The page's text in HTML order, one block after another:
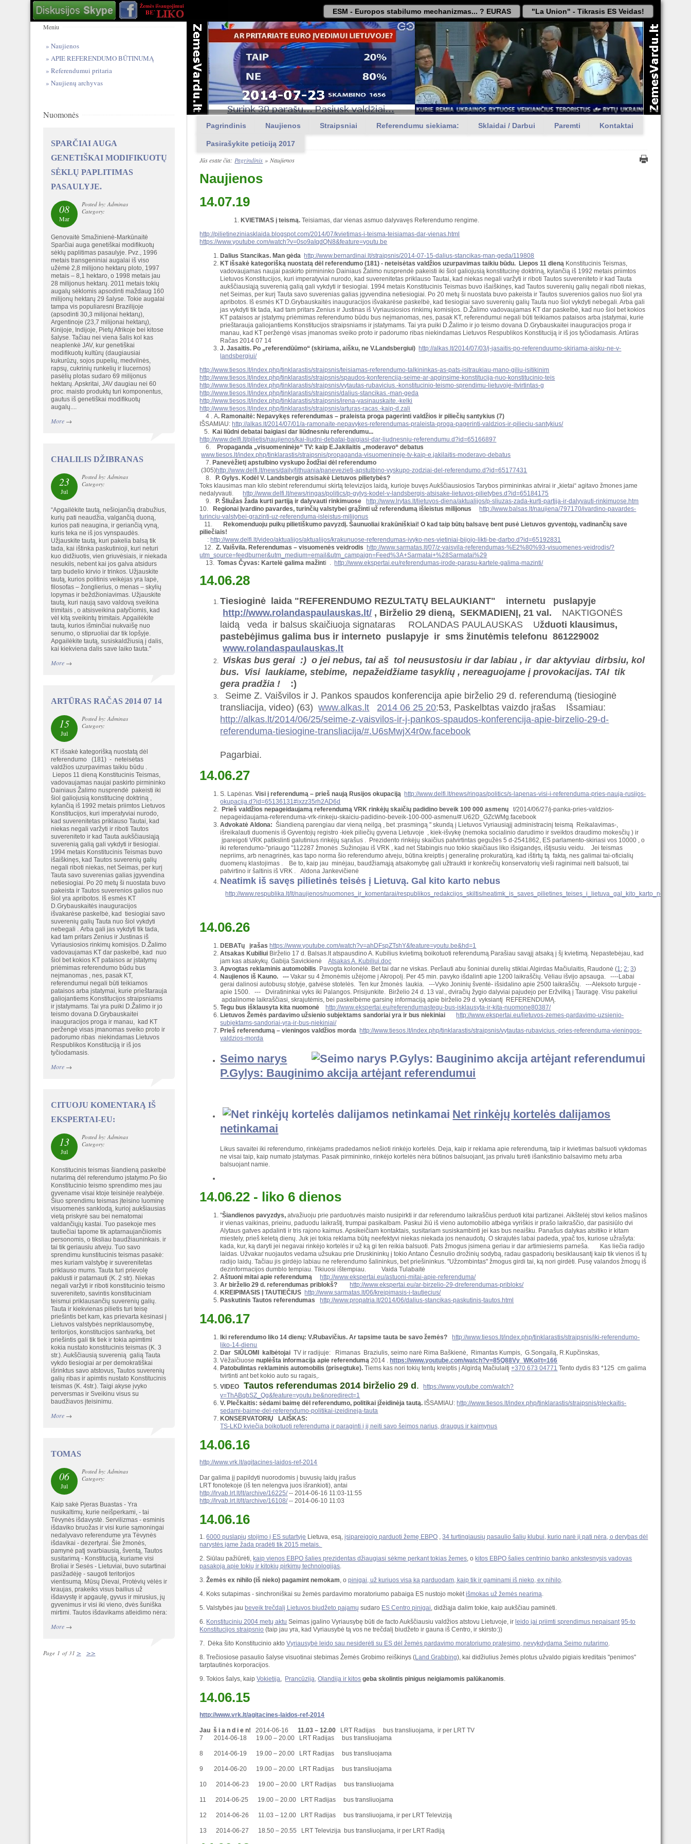
ESM - Europos stabilumo mechanizmas... ? EURAS "La Union" - Tikrasis ES Veidas!
Pagrindinis Naujienos Straipsniai Referendumu siekiama: Sklaidai / Darbui Paremti Kontaktai
Pasirašykite peticiją 2017
Jūs esate čia: Pagrindinis »Naujienos
Naujienos
14.07.19
KVIETIMAS į teismą. Teisiamas, dar vienas asmuo dalyvavęs Referendumo rengime.
http://pilietineziniasklaida.blogspot.com/2014/07/kvietimas-i-teisma-teisiamas-dar-vienas.html
https://www.youtube.com/watch?v=0so9aIqdQN8&feature=youtu.be
Dalius Stancikas. Man gėda http://www.bernardinai.lt/straipsnis/2014-07-15-dalius-stancikas-man-geda/119808
KT išsakė kategorišką nuostatą dėl referendumo (181) - neteisėtas valdžios uzurpavimas taikiu būdu. Liepos 11 dieną Konstitucinis Teismas,
vadovaujamas naujai paskirto pirmininko Dainiaus Žalimo nusprendė pakeisti iki šiol galiojusią konstitucinę doktriną, kylančią iš 1992 metais priimtos
Lietuvos Konstitucijos, kuri imperatyviai nurodo, kad suverenitetas priklauso Tautai, kad niekas negali varžyti ir riboti Tautos suvereniteto ir kad Tauta
aukščiausiąją suverenią galią gali vykdyti ir tiesiogiai. 1994 metais Konstitucinis Teismas buvo išaiškinęs, kad Tautos suverenių galių negali riboti niekas,
net Seimas, per kurį Tauta savo suverenias galias įgyvendina netiesiogiai. Po 20 metų ši nuostata buvo pakeista ir Tautos suverenios galios nuo šiol yra
apribotos. Iš esmės KT D.Grybauskaitės inauguracijos išvakarėse paskelbė, kad tiesiogiai savo suverenių galių Tauta nuo šiol vykdyti nebegali. Arba gali
jas vykdyti tik tada, kad tam pritars Zenius ir Justinas iš Vyriausiosios rinkimų komisijos. D.Žalimo vadovaujamas KT dar paskelbė, kad nuo šiol bet kokios
KT pataisos ar įstatymų priėmimas referendumo būdu bus neįmanomas, nes, pasak KT, referendumui negali būti teikiamos pataisos arba įstatymai, kurie
prieštarauja galiojantiems Konstitucijos straipsniams ir įstatymams. Tai yra puiki D.Žalimo ir jo teismo dovana D.Grybauskaitei inauguracijos proga ir
manau, kad KT peržengė visas įmanomas sveiko proto ir padorumo ribas niekindamas Lietuvos Respublikos Konstituciją ir iš jos tyčiodamasis. Artūras
Račas 2014 07 14
J. Jasaitis. Po „referendūūmo“ (skiriama, aišku, ne V.Landsbergiui) http://alkas.lt/2014/07/03/j-jasaitis-po-referenduumo-skiriama-aisku-ne-v-
landsbergiui/
http://www.tiesos.lt/index.php/tinklarastis/straipsnis/teisiamas-referendumo-talkininkas-as-pats-isitraukiau-mano-giliu-isitikinim
http://www.tiesos.lt/index.php/tinklarastis/straipsnis/spaudos-konferencija-seime-ar-apginsime-konstitucija-nuo-konstitucinio-teis
http://www.tiesos.lt/index.php/tinklarastis/straipsnis/vytautas-rubavicius.-konstitucinio-teismo-sprendimu-lietuvoje-itvirtintas-g
http://www.tiesos.lt/index.php/tinklarastis/straipsnis/dalius-stancikas.-man-geda
http://www.tiesos.lt/index.php/tinklarastis/straipsnis/irena-vasinauskaite.-kelki
http://www.tiesos.lt/index.php/tinklarastis/straipsnis/arturas-racas.-kaip-d.zali
4 . A. Ramonaitė: Nepavykęs referendumas – praleista proga pagerinti valdžios ir piliečių santykius (7)
IŠSAMIAU: http://alkas.lt/2014/07/01/a-ramonaite-nepavykes-referendumas-praleista-proga-pagerinti-valdzios-ir-pilieciu-santykius/
5. Kai liūdni debatai baigiasi dar liūdnesniu referendumu...
http://www.delfi.lt/pilietis/naujienos/kai-liudni-debatai-baigiasi-dar-liudnesniu-referendumu.d?id=65166897
6.
Propaganda „visuomeninėje“ TV: kaip E.Jakilaitis „moderavo“ debatus
www.tiesos.lt/index.php/tinklarastis/straipsnis/propaganda-visuomenineje-tv-kaip-e.jakilaitis-moderavo-debatus
7. Panevėžietį apstulbino vyskupo žodžiai dėl referendumo
(305)http://www.delfi.lt/news/daily/lithuania/panevezieti-apstulbino-vyskupo-zodziai-del-referendumo.d?id=65177431
8.
P. Gylys. Kodėl V. Landsbergis atsisakė Lietuvos pilietybės?
Toks klausimas man kilo stebint referendumui skirtą televizijos laidą, kurioje buvęs Aukščiausiosios Tarybos pirmininkas atvirai ir „kietai“ agitavo žmones jame
nedalyvauti.
http://www.delfi.lt/news/ringas/politics/p-gylys-kodel-v-landsbergis-atsisake-lietuvos-pilietybes.d?id=65184175
9.
P. Šliužas žada kurti partiją ir dalyvauti rinkimuose
http://www.lrytas.lt/lietuvos-diena/aktualijos/p-sliuzas-zada-kurti-partija-ir-dalyvauti-rinkimuose.htm
10.
Regionai Įvardino pavardes, turinčių valstybei grąžinti už referendumą išleistus milijonus
http://www.balsas.lt/naujiena/797170/ivardino-pavardes-
turinciu-valstybei-grazinti-uz-referenduma-isleistus-milijonus
11.
Rekomenduoju puikų pilietiškumo pavyzdį. Šaunuoliai krakūniškiai! O kad taip būtų balsavę bent pusė Lietuvos gyventojų, vadinančių save
piliečiais!
: http://www.delfi.lt/video/aktualijos/aktualijos/krakunuose-referendumas-ivyko-nes-vietiniai-bijojo-likti-be-darbo.d?id=65192831
12. Z. Vaišvila. Referendumas – visuomenės veidrodis
http://www.sarmatas.lt/07/z-vaisvila-referendumas-%E2%80%93-visuomenes-veidrodis/?
utm_source=feedburner&utm_medium=email&utm_campaign=Feed%3A+Sarmatai+%28Sarmatai%29
13.Tomas Čyvas: Kartelė galima mažinti . http://www.ekspertai.eu/referendumas-irode-parasu-kartele-galima-mazinti/
14.06.28
Tiesioginė laida "REFERENDUMO REZULTATŲ BELAUKIANT" internetu puslapyje
http://www.rolandaspaulauskas.lt/ , Birželio 29 dieną, SEKMADIENĮ, 21 val. NAKTIGONĖS
laidą veda ir balsus skaičiuoja signataras ROLANDAS PAULAUSKAS Užduoti klausimus,
pastebėjimus galima bus ir interneto puslapyje ir sms žinutėmis telefonu 861229002
www.rolandaspaulauskas.lt
Viskas bus gerai :) o jei nebus, tai aš tol neusustosiu ir dar labiau , ir dar aktyviau dirbsiu, kol
bus. Visi laukiame, stebime, nepažeidžiame tasyklių , nereaguojame į provokacijas. TAI tik
gera pradžia !
:)
Seime Z. Vaišvilos ir J. Pankos spaudos konferencija apie birželio 29 d. referendumą (tiesioginė
transliacija, video) (63)www.alkas.lt 2014 06 25 20:53, Paskelbtas vaizdo įrašas Išsamiau:
http://alkas.lt/2014/06/25/seime-z-vaisvilos-ir-j-pankos-spaudos-konferencija-apie-birzelio-29-d-
referenduma-tiesiogine-transliacija/#.U6sMwjX4r0w.facebook
Pagarbiai.
14.06.27
S. Lapėnas. Visi į referendumą – prieš naują Rusijos okupaciją http://www.delfi.lt/news/ringas/politics/s-lapenas-visi-i-referenduma-pries-nauja-rusijos-
okupacija.d?id=65136131#ixzz35rh2AD6d
Prieš valdžios nepageidaujamą referendumą VRK rinkėjų skaičių padidino beveik 100 000 asmenų t/2014/06/27/j-panka-pries-valdzios-
nepageidaujama-referenduma-vrk-rinkeju-skaiciu-padidino-beveik-100-000-asmenu/#.U62D_GZcWMg.facebook
Advokatė Aldona: Šiandieną parengiau dar vieną neilgą , bet :prasmingą " skundą į Lietuvos Vyriausiąjį administracinį teismą Reikalavimas-,
išreikalauti duomenis iš Gyventojų registro -kiek piliečių gyvena Lietuvoje , kiek-išvykę (nemoka socialinio darudimo ir sveiktos draudimo mokesčių ) ir
įpareigoti VRK patikslinti galutinius rinkėjų sąrašus . Prezidento rinkėjų skaičius patvirtintas gegužės 5 d-2541862, ES parlamento-skiriasi vos 10000 , o
iki referendumo-"priaugo "112287 žmonės .Sužinojau iš VRK , kad net Stabingis nuo tokio skaičiaus liko išsigandęs, ištįsusiu veidu. Jei teismas
nepriims, arb nenagrinės, kas tapo norma šio referendumo atveju, būtina kreiptis į generalinę prokuratūrą, kad ištirtų tą faktą, nes galimai tai-oficialių
duomenų klastojimas . Be to, kaip jau minėjau, baudžiamąją atsakomybę gali užtraukti ir konkrečių konservatorių vieši raginimai neiti balsuoti, tai
patvirtino ir šaltinis iš VRK . Aldona Jankevičienė
Neatimk iš savęs pilietinės teisės į Lietuvą. Gal kito karto nebus
http://www.respublika.lt/lt/naujienos/nuomones_ir_komentarai/respublikos_redakcijos_skiltis/neatimk_is_saves_pilietines_teises_i_lietuva_gal_kito_karto_nebus/
14.06.26
DEBATų įrašas https://www.youtube.com/watch?v=ahDFspZTshY&feature=youtu.be&hd=1
Atsakas Kubiliui Birželio 17 d. Balsas.lt atspausdino A. Kubilius kvietimą boikotuoti referendumą.Parašiau savąjį atsaką į šį kvietimą. Nepastebėjau, kad
jam kas atsakykų. Gabija SavickienėAtsakas A. Kubiliui.doc
Apvogtas reklaminis automobilis. Pavogta kolonėlė. Bet tai dar ne viskas. Peršauti abu šoniniai durelių stiklai.Algirdas Mačiulaitis, Raudonė (1;2;3)
Naujienos iš Kauno.---Vakar su 4 žmonėmis užėjome į Akropolį. Per 45 min. pavyko išdalinti apie 1200 laikraščių. Vėliau išvijo apsauga. ----Labai
gerai dalinosi autobusų stotyje, gatvėse stotelės. Ten kur žmonės laukia. ---Vyko Joninių šventė- išsidalino apie 2500 laikraščių. ---Aleksoto turguje -
apie 1500. --- Dviratininkai vyks iki Palangos. Prisijunkite. Birželio 24 d. 13 val., dviračių žygio dalyviai pajudejo per Eržvilką į Tauragę. Visu pakeliui
apdalinome laikraščiasi, skrajutėmis, bei paskelbėme garsinę informaciją apie birželio 29 d. vyksiantį REFERENDUMĄ.
Tegu bus išklausyta kita nuomonė
http://www.ekspertai.eu/referendumastegu-bus-isklausyta-ir-kita-nuomone80387/
Lietuvos Žemės pardavimo užsienio subjektams sandoriai yra ir bus niekiniai
http://www.ekspertai.eu/lietuvos-zemes-pardavimo-uzsienio-
subjektams-sandoriai-yra-ir-bus-niekiniai/
Prieš referendumą – vieningos valdžios morda http://www.tiesos.lt/index.php/tinklarastis/straipsnis/vytautas-rubavicius.-pries-referenduma-vieningos-
valdzios-morda
Seimo narys
P.Gylys: Bauginimo akcija artėjant referendumui
Net rinkėjų kortelės dalijamos
netinkamai
Likus savaitei iki referendumo, rinkėjams pradedamos nešioti rinkėjo kortelės. Deja, kaip ir reklama apie referendumą, taip ir kvietimas balsuoti vykdomas
ne visai taip, kaip numato įstatymas. Pasak pirmininko, rinkėjo kortelės nėra būtinos balsuojant, jas privalu turėti išankstinio balsavimo metu arba
balsuojant namie.
14.06.22 - liko 6 dienos
"Šiandienos pavyzdys, atvažiuoju prie parduotuvės maisto nusipirkti ir dar referendumo laikraščius perduoti kitai partizanei. Aikštelėj stovi kelios mašinos
ir vienas vaikinas, prieinu, paduodu laikraštį, trumpai pasikalbam. Paskui žiū iš vieno automobilio atbėga vyriškis ir prašo laikraščio, dar pasisiūlo dvi
Alytaus gatves apdalinti ir tris rajono kaimus. Apsikeičiam kontaktais, susitariam susiskambinti jei kas bus neaišku. Panašus dalykas atsitiko ir kitam
miestely, prieš keletą dienų. Juk jei tokia reklama būtų neefektyvi niekas niekada jos nenaudotų. O skrajutės labai padeda, ypač tos, kuriose užrašyta:
kada, kur, ką daryti jei negavai rinkėjo kortelės ir už ką gi ten reikia balsuoti. Pats žmogus įsimena geriau ir dar artimiesiems parneša. Kas liečia radijo
laidas. Užvakar nuojautos vedama užsukau prie Druskininkų į tokio Antano Česnulio drožinių sodybą, radau gaspadorių besiklausantį kaip tik vienos iš tų
radijo laidų. Tačiau jis girdėjo labiau ne referendumo šalininkus, bet priešininkus. "Užzombintas" žmogus girdi tai, ką nori girdėti. Pusę valandos žmogų iš
dezinformacijos dumblo tempiau. Tikiuosi ištempiau. Vaida Tulabaitė
Aštuoni mitai apie referendumą
http://www.ekspertai.eu/astuoni-mitai-apie-referenduma/
Ar birželio 29 d. referendumas priblokš?
http://www.ekspertai.eu/ar-birzelio-29-dreferendumas-pribloks/
KREIPIMASIS Į TAUTIEČIUS http://www.sarmatas.lt/06/kreipimasis-i-tautiecius/
Paskutinis Tautos referendumas
http://www.propatria.lt/2014/06/dalius-stancikas-paskutinis-tautos.html
14.06.17
Iki referendumo liko 14 dienų: V.Rubavičius. Ar tapsime tauta be savo žemės?
http://www.tiesos.lt/index.php/tinklarastis/straipsnis/iki-referendumo-
liko-14-dienu
Dar SIŪLOMI kalbėtojai TV ir radijuje: Rimanas Braziulis, seimo narė Rima Baškienė, Rimantas Kumpis, G.Songailą, R.Kupčinskas,
Vėžaičiuosenuplėšta informacija apie referendumą 2014 . https://www.youtube.com/watch?v=85Q88Vy_WKo#t=166
Patobulintas reklaminis automobilis (prisegtuke). Tiems kas nori tokių tentų kreiptis į Algirdą Mačiulaitį+370 673 04771 Tento dydis 83 *125 cm galima
tvirtinti ant bet kokio auto su ragais,.
VIDEO Tautos referendumas 2014 birželio 29 d .
https://www.youtube.com/watch?
v=ThABqbSZ_Qg&feature=youtu.be&noredirect=1
V. Plečkaitis: sėdami baimę dėl referendumo, politikai įžeidinėja tautą. IŠSAMIAU: http://www.tiesos.lt/index.php/tinklarastis/straipsnis/pleckaitis-
sedami-baime-del-referendumo-politikai-izeidineja-tauta
KONSERVATORIŲ LAIŠKAS:
TS-LKD kviečia boikotuoti referendumą ir paraginti į jį neiti savo šeimos narius, draugus ir kaimynus
14.06.16
http://www.vrk.lt/agitacines-laidos-ref-2014
Dar galima jį papildyti nuorodomis į buvusių laidų įrašus
LRT fonotekoje (iš ten nelengva juos išrankioti), antai
http://lrvab.lrt.lt/lt/archive/16225/-- 2014-06-16 11:03-11:55
http://lrvab.lrt.lt/lt/archive/16108/-- 2014-06-10 11:03
14.06.16
1.6000 puslapių stojimo į ES sutartyje Lietuva, esą,įsipareigojo parduoti žemę EBPO ,34 turtingiausių pasaulio šalių klubui, kurio narė ji pati nėra, o derybas dėl
narystės jame žada pradėti tik 2015 metais.
2. Siūlau pažiūrėti, kaip vienos EBPO šalies prezidentas džiaugiasi sėkme perkant tokias žemes, o kitos EBPO šalies centrinio banko ankstesnysis vadovas
pasakoja apie tokių ir kitokių pirkimų technologijas.
3.Žemės ex nihilo (iš nieko) pagamint nemokam, opinigai, už kuriuos visą ką parduodam, kaip tik ir gaminami iš nieko, ex nihilo.
4. Koks sutapimas - sinchroniškai su žemės pardavimo moratoriumo pabaiga ES nustojo mokėtišmokas už žemės nearimą.
5. Valstybės jau beveik trečdalį Lietuvos biudžeto pajamų sudaro ES Centro pinigai, didžiąja dalim tokie, kaip aukščiau paminėti.
6. Konstituciniu 2004 metų aktu Seimas įgalino Vyriausybę būti de facto Aukščiausiu valdžios atstovu Lietuvoje, ir leido jai priimti sprendimus nepaisant 95-to
Konstitucijos straipsnio (taip jau yra, kad Vyriausybė tą vos ne trečdalį biudžeto ir gauna iš Centro, ir skirsto:))
7. Dėka šito Konstitucinio aktoVyriausybė leido sau nesiderėti su ES dėl žemės pardavimo moratoriumo pratęsimo, nevykdydama Seimo nutarimo.
8. Trečiosiose pasaulio šalyse visuotinai stebimas Žemės Grobimo reiškinys (Land Grabbing), kai didžiulius žemės plotus užvaldo pigiais kreditais "penimos"
tarptautinės korporacijos.
9. Tokios šalys, kaipVokietija, Prancūzija, Olandija ir kitos geba skolintis pinigus neigiamomis palūkanomis.
14.06.15
http://www.vrk.lt/agitacines-laidos-ref-2014
Jau š i a n d i e n!2014-06-1611.03 – 12.00 LRT Radijas bus transliuojama, ir per LRT TV
7 2014-06-18 19.00 – 20.00 LRT Radijas bus transliuojama
8 2014-06-19 19.00 – 20.00 LRT Radijas bus transliuojama
9 2014-06-20 19.00 – 20.00 LRT Radijas bus transliuojama
10 2014-06-23 19.00 – 20.00 LRT Radijas bus transliuojama
11 2014-06-25 19.00 – 20.00 LRT Radijas bus transliuojama
12 2014-06-26 11.03 – 12.00 LRT Radijas bus transliuojama, ir per LRT Televiziją
13 2014-06-27 18.50 – 20.55 LRT Televizija bus transliuojama, ir per LRT Radiją
Meniu
Naujienos
APIE REFERENDUMO BŪTINUMĄ
Referendumui pritaria
Naujienų archyvas
Nuomonės
SPARČIAI AUGA
GENETIŠKAI MODIFIKUOTŲ
SĖKLŲ PAPLITIMAS
PASAULYJE.
08
Mar
Posted by: Adminas
Category:
Genovaitė Smažinienė-Markūnaitė
Sparčiai auga genetiškai modifikuotų
sėklų paplitimas pasaulyje. Pvz., 1996
metais transgeniniai augalai iš viso
užėmė 2,8 milijono hektarų ploto, 1997
metais – 8,1 hektaro, o 1998 metais jau
28 milijonus hektarų. 2011 metais tokių
augalų sėklomis apsodinti maždaug 160
milijonų hektarų 29 šalyse. Tokie augalai
tampa vis populiaresni Brazilijoje
(apsodinti 30,3 milijonai hektarų),
Argentinoje (23,7 milijonai hektarų),
Kinijoje, Indijoje, Pietų Afrikoje bei kitose
šalyse. Tačiau nei viena šalis kol kas
neaplenkė JAV, kur genetiškai
modifikuotų kultūrų (daugiausiai
kukurūzų, sojos pupelių, medvilnės,
rapsų, cukrinių runkelių ir liucernos)
pasėlių plotas sudaro 69 milijonus
hektarų. Apskritai, JAV daugiau nei 60
proc. maisto produktų turi komponentus,
gautus iš genetiškai modifikuotų
augalų....
More→
CHALILIS DŽIBRANAS
23
Jul
Posted by: Adminas
Category:
“Apgailėkite tautą, nešiojančią drabužius,
kurių pati neaudžia, valgančią duoną,
kurios pati neaugina, ir geriančią vyną,
kuris teka ne iš jos vynspaudės.
Užjauskite tautą, kuri pakelia balsą tik
tada, kai ištinka paskutinioji, kuri neturi
kuo didžiuotis, vien griuvėsiais, ir niekada
nesukils, nebent kai jos galva atsidurs
tarp budelio kirvio ir trinkos. Užjauskite
tautą, kurios politinis veikėjas yra lapė,
filosofas – žonglierius, o menas – skylių
lopymas ir beždžioniavimas. Užjauskite
tautą, kuri naują savo valdovą sveikina
trimitais , o atsisveikina patyčiomis, kad
vėl kitą sveikintų trimitais. Apgailėkite
tautą, kurios išminčiai nukvaišę nuo
senumo, o stipruoliai dar tik lopšyje.
Apgailėkite tautą, susiskaldžiusią į dalis,
kai kiekviena dalis save laiko tauta.”
More→
ARTŪRAS RAČAS 2014 07 14
15
Jul
Posted by: Adminas
Category:
KT išsakė kategorišką nuostatą dėl
referendumo (181) - neteisėtas
valdžios uzurpavimas taikiu būdu .
Liepos 11 dieną Konstitucinis Teismas,
vadovaujamas naujai paskirto pirmininko
Dainiaus Žalimo nusprendė pakeisti iki
šiol galiojusią konstitucinę doktriną ,
kylančią iš 1992 metais priimtos Lietuvos
Konstitucijos, kuri imperatyviai nurodo,
kad suverenitetas priklauso Tautai, kad
niekas negali varžyti ir riboti Tautos
suvereniteto ir kad Tauta aukščiausiąją
suverenią galią gali vykdyti ir tiesiogiai.
1994 metais Konstitucinis Teismas buvo
išaiškinęs, kad Tautos suverenių galių
negali riboti niekas, net Seimas, per kurį
Tauta savo suverenias galias įgyvendina
netiesiogiai. Po 20 metų ši nuostata buvo
pakeista ir Tautos suverenios galios nuo
šiol yra apribotos. Iš esmės KT
D.Grybauskaitės inauguracijos
išvakarėse paskelbė, kad tiesiogiai savo
suverenių galių Tauta nuo šiol vykdyti
nebegali . Arba gali jas vykdyti tik tada,
kad tam pritars Zenius ir Justinas iš
Vyriausiosios rinkimų komisijos. D.Žalimo
vadovaujamas KT dar paskelbė, kad nuo
šiol bet kokios KT pataisos ar įstatymų
priėmimas referendumo būdu bus
neįmanomas , nes, pasak KT,
referendumui negali būti teikiamos
pataisos arba įstatymai, kurie prieštarauja
galiojantiems Konstitucijos straipsniams
ir įstatymams. Tai yra puiki D.Žalimo ir jo
teismo dovana D.Grybauskaitei
inauguracijos proga ir manau, kad KT
peržengė visas įmanomas sveiko proto ir
padorumo ribas niekindamas Lietuvos
Respublikos Konstituciją ir iš jos
tyčiodamasis.
More→
CITUOJU KOMENTARĄ IŠ
EKSPERTAI-EU:
13
Jul
Posted by: Adminas
Category:
Konstitucinis teismas šiandieną paskelbė
nutarimą dėl referendumo įstatymo.Po šio
Konstitucinio teismo sprendimo mes jau
gyvename visai ktoje teisinėje realybėje.
Šiuo sprendimu teismas įteisino luominę
visuomenės sanklodą, kurioj aukšiausias
vietą priskyrė sau bei nematomai
valdančiųjų kastai. Tuo pasekoje mes
tautiečiai tapome tik aptarnaujančiiomis
personomis, o tiksliau baudžiauninkais. ir
tai tik geriausiu atveju. Tuo savo
sprendimu kunstitucinis teismas pasakė:
mes kuriam valstybę ir suverenitetas
priklauso mums. Tauta turi prievolę
paklusti ir patarnauti (K. 2 str). Niekas
negali varžyti ir riboti konstitucinio teismo
suvereniteto, savintis konstituciniam
teismui priklausančių suverenių galių.
Tauta ir kiekvienas pilietis turi teisę
priešintis bet kam, kas prievarta kėsinasi į
Lietuvos valstybės nepriklausomybę,
teritorijos, konstitucijos santvarką, bet
priešintis gali tik tiek ir tokia apimtimi
kokia nustato konstitucinis teismas (K. 3
str.). Aukščiausią suverenią galią Tauta
vykdo tiesiogiai ar per demokratiškai
išrinktus savo atstovus, Tautos suverenių
galių ribas ir apimtis nustato Konstitucinis
teismas (K. 4str.). Taigi akyse įvyko
perversmas ir Sveikinu visus su
baudžiavos įteisinimu.
More→
TOMAS
06
Jul
Posted by: Adminas
Category:
Kaip sakė Pjeras Buastas - Yra
nusikaltimų, kurie neišperkami, - tai
Tėvynės išdavystė. Servilizmas - esminis
išdaviko bruožas ir visi kurie sąmoningai
nedalyvavo referendume yra Tėvynės
išdavikai - dezertyrai. Šie žmonės,
pamynė patį svarbiausią, šventą, Tautos
susitarimą - Konstituciją, kuriame visi
Broliai ir Sesės - Lietuviai, buvo sutartinai
pasižadėję - saugoti teritorijos
vientisumą. Mūsų Dievai, Protėvių vėlės ir
kraujas, prakeiks visus bailius už
išdavystę ir apgaulę, gyvus ir mirusius, jų
gyvenimus ir visi iki vieno, dvės šuniška
mirtimi. Tautos išdavikams atleidimo nėra:
More→
Page 1 of 31 > >>